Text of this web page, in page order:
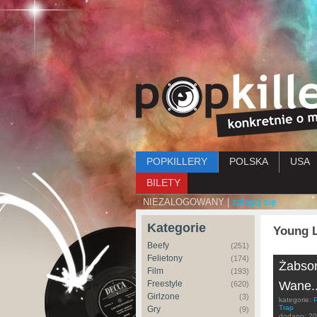
Menu główne
POPKILLERY POLSKA USA
BILETY
NIEZALOGOWANY | zaloguj się
Kategorie
Beefy (251)
Felietony (174)
Film (193)
Freestyle (620)
Girlzone (3)
Gry (9)
Young
kategorie:
Trap